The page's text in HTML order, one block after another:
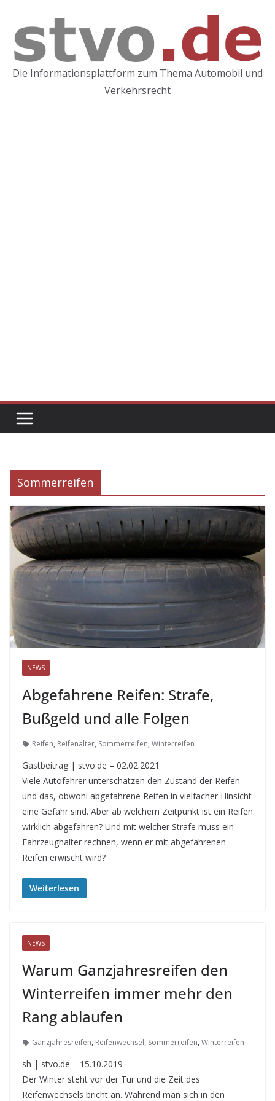
Inhalt
springen
Die Informationsplattform zum Thema Automobil und
Verkehrsrecht
Sommerreifen
NEWS
Abgefahrene Reifen: Strafe,
Bußgeld und alle Folgen
Reifen, Reifenalter, Sommerreifen, Winterreifen
Gastbeitrag | stvo.de – 02.02.2021
Viele Autofahrer unterschätzen den Zustand der Reifen
und das, obwohl abgefahrene Reifen in vielfacher Hinsicht
eine Gefahr sind. Aber ab welchem Zeitpunkt ist ein Reifen
wirklich abgefahren? Und mit welcher Strafe muss ein
Fahrzeughalter rechnen, wenn er mit abgefahrenen
Reifen erwischt wird?
Weiterlesen
NEWS
Warum Ganzjahresreifen den
Winterreifen immer mehr den
Rang ablaufen
Ganzjahresreifen, Reifenwechsel, Sommerreifen, Winterreifen
sh | stvo.de – 15.10.2019
Der Winter steht vor der Tür und die Zeit des
Reifenwechsels bricht an. Während man sich in den